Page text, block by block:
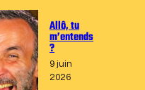
Allô, tu
m’entends
?
9 juin
2026